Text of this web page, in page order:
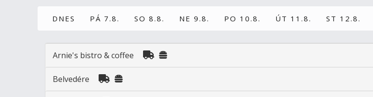
DNES PÁ 7.8. SO 8.8. NE 9.8. PO 10.8. ÚT 11.8. ST 12.8.
Arnie's bistro & coffee
Belvedére